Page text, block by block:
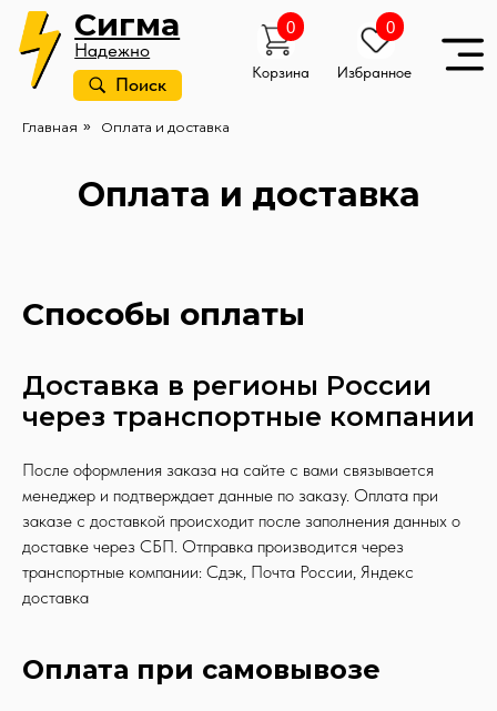
Избранное
0
Сигма
Надежно
Поиск
Главная » Оплата и доставка
Оплата и доставка
Способы оплаты
Доставка в регионы России
через транспортные компании
После оформления заказа на сайте с вами связывается
менеджер и подтверждает данные по заказу. Оплата при
заказе с доставкой происходит после заполнения данных о
доставке через СБП. Отправка производится через
транспортные компании: Сдэк, Почта России, Яндекс
доставка
Оплата при самовывозе